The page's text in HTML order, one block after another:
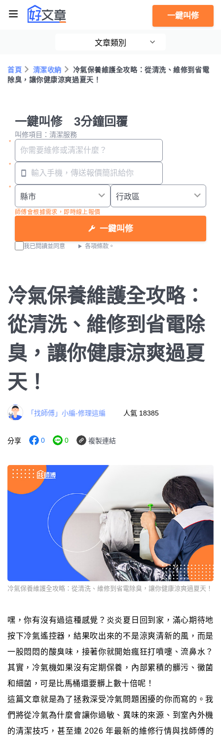
一鍵叫修
文章類別
首頁 清潔收納
冷氣保養維護全攻略：從清洗、維修到省電
除臭，讓你健康涼爽過夏天！
一鍵叫修 3分鐘回覆
叫修項目：清潔服務
師傅會根據需求，即時線上報價
一鍵叫修
我已閱讀並同意 各項條款。
冷氣保養維護全攻略：
從清洗、維修到省電除
臭，讓你健康涼爽過夏
天！
「找師傅」小編-修理這編 人氣 18385
分享 0 0 複製連結
冷氣保養維護全攻略：從清洗、維修到省電除臭，讓你健康涼爽過夏天！
嘿，你有沒有過這種感覺？炎炎夏日回到家，滿心期待地
按下冷氣遙控器，結果吹出來的不是涼爽清新的風，而是
一股悶悶的酸臭味，接著你就開始瘋狂打噴嚏、流鼻水？
其實，冷氣機如果沒有定期保養，內部累積的髒污、黴菌
和細菌，可是比馬桶還要髒上數十倍呢！
這篇文章就是為了拯救深受冷氣問題困擾的你而寫的。我
們將從冷氣為什麼會讓你過敏、異味的來源、到室內外機
的清潔技巧，甚至連 2026 年最新的維修行情與找師傅的